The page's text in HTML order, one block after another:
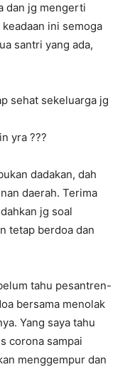
dan jg mengerti
ini semoga
santri yang ada,
sehat sekeluarga jg
yra ???
dadakan, dah
daerah. Terima
jg soal
tetap berdoa dan
tahu pesantren-
bersama menolak
Yang saya tahu
corona sampai
menggempur dan